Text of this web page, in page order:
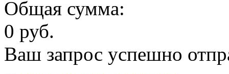
Общая сумма:
0 руб.
Ваш запрос успешно